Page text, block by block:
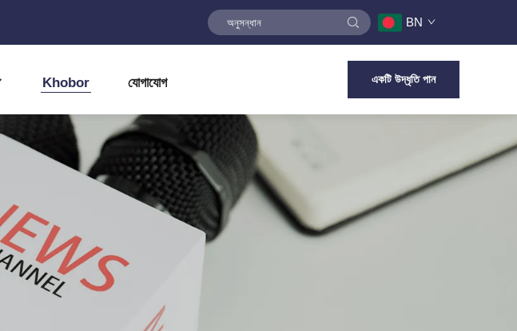
BN
Khobor যোগাযোগ একটি উদ্ধৃতি পান